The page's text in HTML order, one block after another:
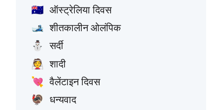
🇦🇺 ऑस्ट्रेलिया दिवस
🎿 शीतकालीन ओलंपिक
⛄ सर्दी
👰 शादी
💘 वैलेंटाइन दिवस
🦃 धन्यवाद